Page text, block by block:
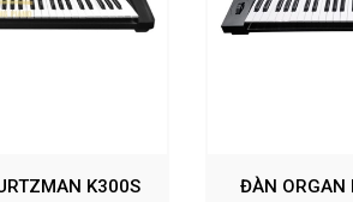
K300S ĐÀN ORGAN